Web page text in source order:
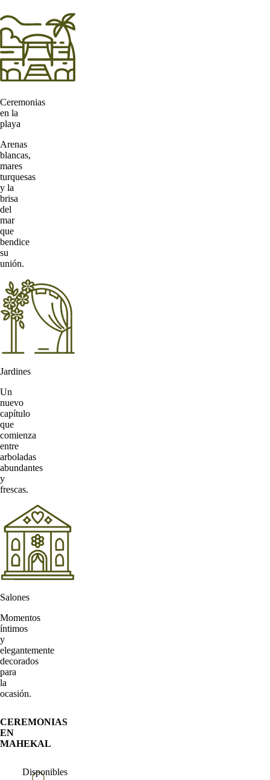
Ceremonias
en la
playa
Arenas
blancas,
mares
turquesas
y la
brisa
del
mar
que
bendice
su
unión.
Jardines
Un
nuevo
capítulo
que
comienza
entre
arboladas
abundantes
y
frescas.
Salones
Momentos
íntimos
y
elegantemente
decorados
para
la
ocasión.
CEREMONIAS
EN
MAHEKAL
Disponibles